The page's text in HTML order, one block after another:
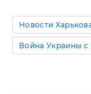
Новости
Война Украины с